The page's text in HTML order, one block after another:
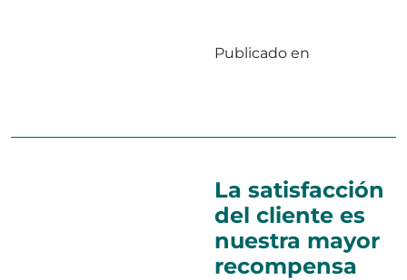
Publicado en
La satisfacción
del cliente es
nuestra mayor
recompensa